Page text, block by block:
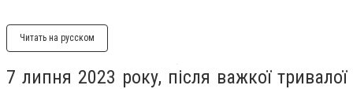
Читать на русском
7 липня 2023 року, після важкої тривалої